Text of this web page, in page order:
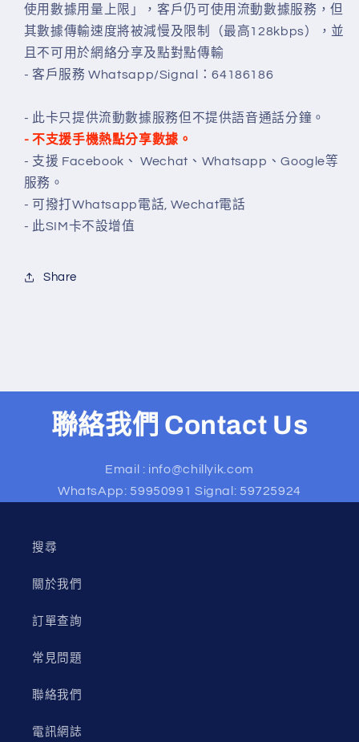
使用數據用量上限」，客戶仍可使用流動數據服務，但
其數據傳輸速度將被減慢及限制（最高128kbps），並
且不可用於網絡分享及點對點傳輸
- 客戶服務 Whatsapp/Signal：64186186
- 此卡只提供流動數據服務但不提供語音通話分鐘。
- 不支援手機熱點分享數據。
- 支援 Facebook、 Wechat、Whatsapp、Google等
服務。
- 可撥打Whatsapp電話, Wechat電話
- 此SIM卡不設增值
Share
聯絡我們 Contact Us
Email : info@chillyik.com
WhatsApp: 59950991 Signal: 59725924
搜尋
關於我們
訂單查詢
常見問題
聯絡我們
電訊網誌